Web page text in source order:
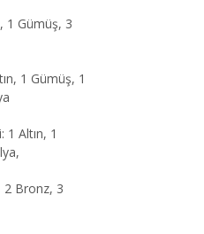
1 Gümüş, 3
1 Gümüş, 1
1 Altın, 1
2 Bronz, 3